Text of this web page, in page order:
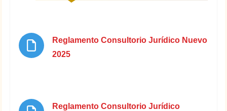
Reglamento Consultorio Jurídico Nuevo
2025Archivo
Reglamento Consultorio Jurídico